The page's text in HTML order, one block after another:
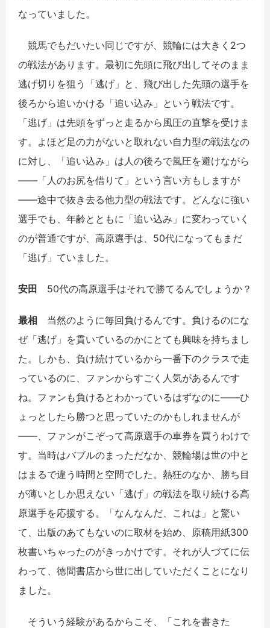
なっていました。
競馬でもだいたい同じですが、競輪には大きく2つ
の戦法があります。最初に先頭に飛び出してそのまま
逃げ切りを狙う「逃げ」と、飛び出した先頭の選手を
後ろから追いかける「追い込み」という戦法です。
「逃げ」は先頭をずっと走るから風圧の直撃を受けま
す。よほど足の力がないと取れない自力型の戦法なの
に対し、「追い込み」は人の後ろで風圧を避けながら
――「人のお尻を借りて」という言い方もしますが
――途中で抜き去る他力型の戦法です。どんなに強い
選手でも、年齢とともに「追い込み」に変わっていく
のが普通ですが、高原選手は、50代になってもまだ
「逃げ」ていました。
安田 50代の高原選手はそれで勝てるんでしょうか？
最相 当然のように毎回負けるんです。負けるのにな
ぜ「逃げ」を貫いているのかにとても興味を持ちまし
た。しかも、負け続けているから一番下のクラスで走
っているのに、ファンからすごく人気があるんです
ね。ファンも負けるとわかっているはずなのに――ひ
ょっとしたら勝つと思っていたのかもしれませんが
――、ファンがこぞって高原選手の車券を買うわけで
す。当時はバブルのまっただなか、競輪場は世の中と
はまるで違う時間と空間でした。熱狂のなか、勝ち目
が薄いとしか思えない「逃げ」の戦法を取り続ける高
原選手を応援する。「なんなんだ、これは」と驚い
て、出版のあてもないのに取材を始め、原稿用紙300
枚書いちゃったのがきっかけです。それが人づてに伝
わって、徳間書店から世に出していただくことになり
ました。
そういう経験があるからこそ、「これを書きた